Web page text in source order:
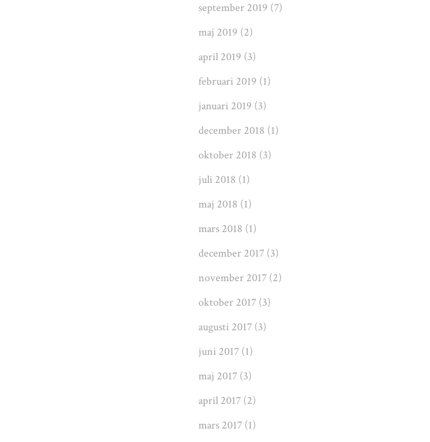
september 2019 (7)
maj 2019 (2)
april 2019 (3)
februari 2019 (1)
januari 2019 (3)
december 2018 (1)
oktober 2018 (3)
juli 2018 (1)
maj 2018 (1)
mars 2018 (1)
december 2017 (3)
november 2017 (2)
oktober 2017 (3)
augusti 2017 (3)
juni 2017 (1)
maj 2017 (3)
april 2017 (2)
mars 2017 (1)